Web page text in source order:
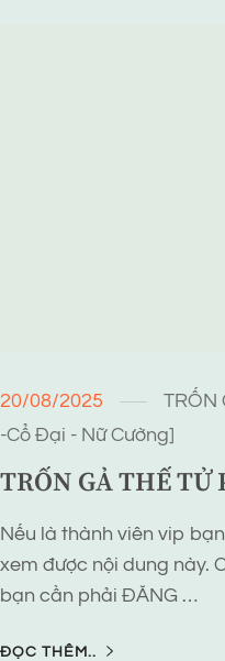
20/08/2025
TRỐN
-Cổ Đại - Nữ Cường]
TRỐN GẢ THẾ TỬ
Nếu là thành viên vip
xem được nội dung này.
bạn cần phải ĐĂNG …
ĐỌC THÊM..